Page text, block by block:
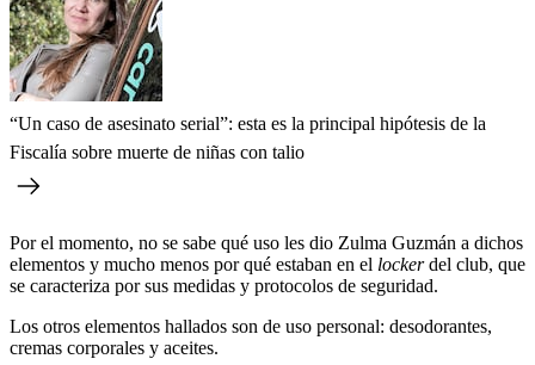
“Un caso de asesinato serial”: esta es la principal hipótesis de la
Fiscalía sobre muerte de niñas con talio
Por el momento, no se sabe qué uso les dio Zulma Guzmán a dichos
elementos y mucho menos por qué estaban en el lockerdel club, que
se caracteriza por sus medidas y protocolos de seguridad.
Los otros elementos hallados son de uso personal: desodorantes,
cremas corporales y aceites.